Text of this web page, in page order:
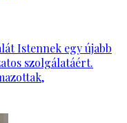
Istennek egy újabb
szolgálatáért.